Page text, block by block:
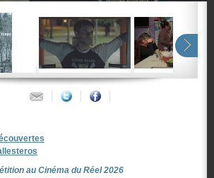
au Cinéma du Réel 2026